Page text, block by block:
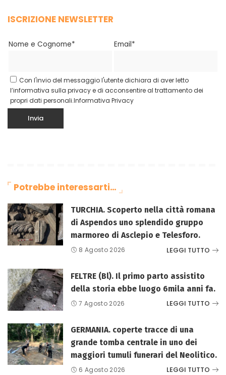
ISCRIZIONE NEWSLETTER
Nome e Cognome* Email*
Con l'invio del messaggio l'utente dichiara di aver letto
l’informativa sulla privacy e di acconsentire al trattamento dei
propri dati personali.Informativa Privacy
Potrebbe interessarti…
TURCHIA. Scoperto nella città romana
di Aspendos uno splendido gruppo
marmoreo di Asclepio e Telesforo.
8 Agosto 2026 LEGGI TUTTO
FELTRE (Bl). Il primo parto assistito
della storia ebbe luogo 6mila anni fa.
7 Agosto 2026 LEGGI TUTTO
GERMANIA. coperte tracce di una
grande tomba centrale in uno dei
maggiori tumuli funerari del Neolitico.
6 Agosto 2026 LEGGI TUTTO